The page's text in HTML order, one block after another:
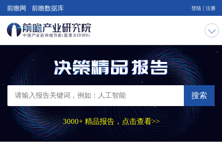
前瞻网 前瞻数据库 登陆 注册
搜索
3000+ 精品报告，点击查看>>